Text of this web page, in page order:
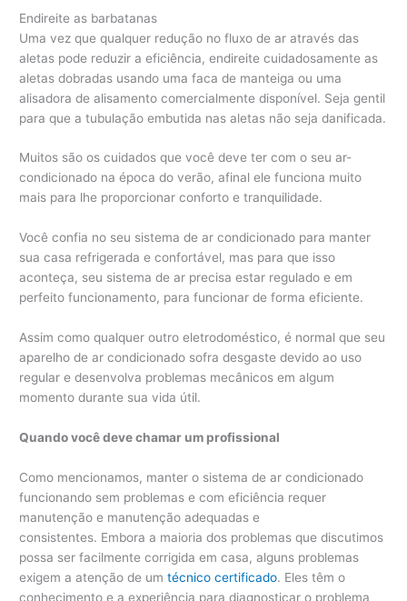
Endireite as barbatanas
Uma vez que qualquer redução no fluxo de ar através das
aletas pode reduzir a eficiência, endireite cuidadosamente as
aletas dobradas usando uma faca de manteiga ou uma
alisadora de alisamento comercialmente disponível. Seja gentil
para que a tubulação embutida nas aletas não seja danificada.
Muitos são os cuidados que você deve ter com o seu ar-
condicionado na época do verão, afinal ele funciona muito
mais para lhe proporcionar conforto e tranquilidade.
Você confia no seu sistema de ar condicionado para manter
sua casa refrigerada e confortável, mas para que isso
aconteça, seu sistema de ar precisa estar regulado e em
perfeito funcionamento, para funcionar de forma eficiente.
Assim como qualquer outro eletrodoméstico, é normal que seu
aparelho de ar condicionado sofra desgaste devido ao uso
regular e desenvolva problemas mecânicos em algum
momento durante sua vida útil.
Quando você deve chamar um profissional
Como mencionamos, manter o sistema de ar condicionado
funcionando sem problemas e com eficiência requer
manutenção e manutenção adequadas e
consistentes. Embora a maioria dos problemas que discutimos
possa ser facilmente corrigida em casa, alguns problemas
exigem a atenção de umtécnico certificado. Eles têm o
conhecimento e a experiência para diagnosticar o problema